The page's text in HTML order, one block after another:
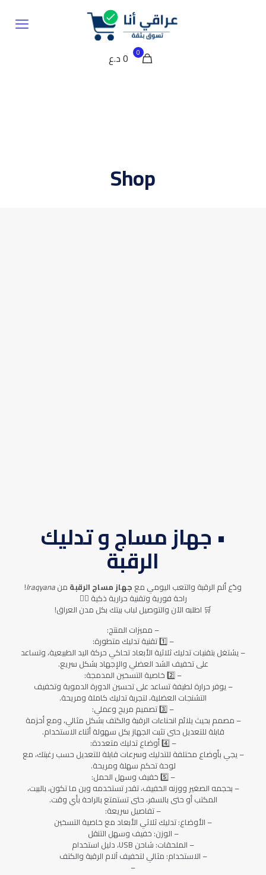
0 0 د.ع
Shop
• جهاز مساج و تدليك
الرقبة
ودّع ألم الرقبة والتعب اليومي مع جهاز مساج الرقبة منIraqyana
!
راحة فورية وتقنية حرارية ذكية 💆‍♂️
🛒 اطلبه الآن والتوصيل لباب بيتك بكل مدن العراق!
– مميزات المنتج:
– 1️⃣ تقنية تدليك متطورة:
– يشتغل بتقنيات تدليك ثلاثية الأبعاد تحاكي حركة اليد الطبيعية، وتساعد
على تخفيف الشد العضلي والإجهاد بشكل سريع.
– 2️⃣ خاصية التسخين المدمجة:
– يوفر حرارة لطيفة تساعد على تحسين الدورة الدموية وتخفيف
التشنجات العضلية، لتجربة تدليك كاملة ومريحة.
– 3️⃣ تصميم مريح وعملي:
– مصمم بحيث يلائم انحناءات الرقبة والكتف بشكل مثالي، ومع أحزمة
قابلة للتعديل حتى تثبت الجهاز بكل سهولة أثناء الاستخدام.
– 4️⃣ أوضاع تدليك متعددة:
– يجي بأوضاع مختلفة للتدليك وسرعات قابلة للتعديل حسب رغبتك، مع
لوحة تحكم سهلة ومريحة.
– 5️⃣ خفيف وسهل الحمل:
– بحجمه الصغير ووزنه الخفيف، تقدر تستخدمه وين ما تكون، بالبيت،
المكتب أو حتى بالسفر، حتى تستمتع بالراحة بأي وقت.
– تفاصيل سريعة:
– الأوضاع: تدليك ثلاثي الأبعاد مع خاصية التسخين
– الوزن: خفيف وسهل التنقل
– الملحقات: شاحن USB، دليل استخدام
– الاستخدام: مثالي لتخفيف آلام الرقبة والكتف
–